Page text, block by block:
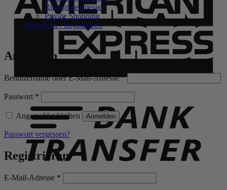
Ringgrößenmesser
Private Shopping
Anmelden / Registrieren
Anmelden
Benutzername oder E-Mail-Adresse*Erforderlich
Passwort *
Angemeldet bleiben Anmelden
Passwort vergessen?
Registrieren
E-Mail-Adresse *